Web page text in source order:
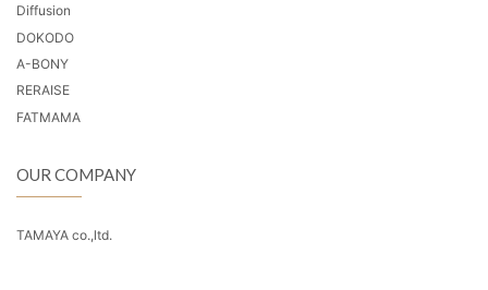
Diffusion
DOKODO
A-BONY
RERAISE
FATMAMA
OUR COMPANY
TAMAYA co.,ltd.